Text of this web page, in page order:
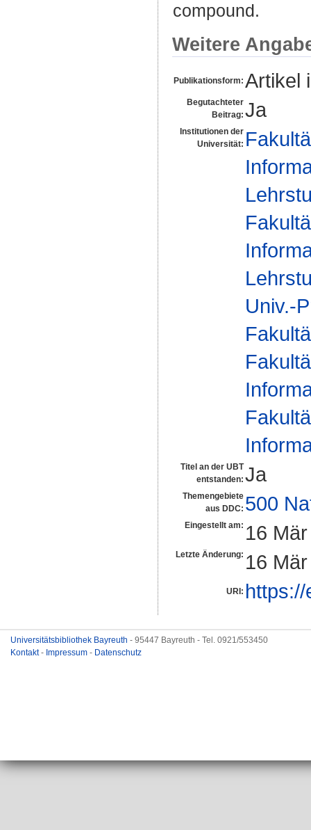
compound.
Weitere
Publikationsform: Artikel
Begutachteter
Beitrag: Ja
Institutionen der
Universität:
Univ.-
Titel an der UBT
entstanden: Ja
Themengebiete
aus DDC: 500
Eingestellt am: 16
Letzte Änderung: 16
URI:
Universitätsbibliothek Bayreuth - 95447 Bayreuth - Tel. 0921/553450
Kontakt- Impressum - Datenschutz